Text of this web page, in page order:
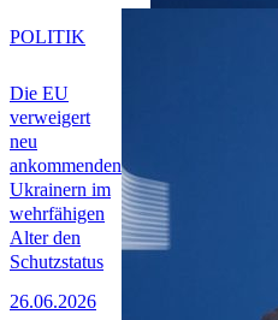
Die EU
verweigert
neu
ankommenden
Ukrainern im
wehrfähigen
Alter den
Schutzstatus
26.06.2026
POLITIK